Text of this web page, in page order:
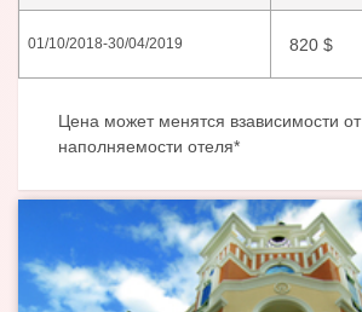
01/10/2018-30/04/2019 820 $
Цена может менятся взависимости от
наполняемости отеля*